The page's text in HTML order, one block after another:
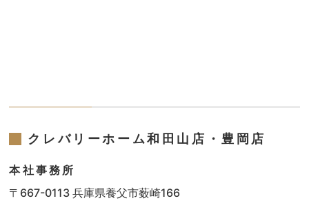
クレバリーホーム和田山店・豊岡店
本社事務所
〒667-0113 兵庫県養父市薮崎166